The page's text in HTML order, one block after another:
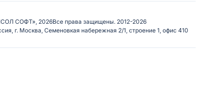
СОФТ», 2026Все права защищены. 2012-2026
г. Москва, Семеновкая набережная 2/1, строение 1, офис 410